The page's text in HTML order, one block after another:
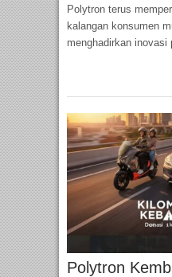
Polytron terus
kalangan konsumen
menghadirkan inovasi
Polytron